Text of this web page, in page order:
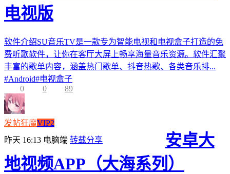
电视版
软件介绍SU音乐TV是一款专为智能电视和电视盒子打造的免
费听歌软件，让你在客厅大屏上畅享海量音乐资源。软件汇聚
丰富的歌单内容，涵盖热门歌单、抖音热歌、各类音乐排...
#Android#电视盒子
0
0 89
发帖狂魔VIP2
昨天 16:13 电脑端 转载分享
安卓大
地视频APP（大海系列）